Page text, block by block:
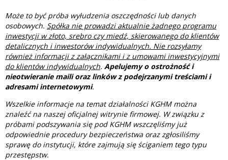
Może to być próba wyłudzenia oszczędności lub danych
osobowych. Spółka nie prowadzi aktualnie żadnego programu
inwestycji w złoto, srebro czy miedź, skierowanego do klientów
detalicznych i inwestorów indywidualnych. Nie rozsyłamy
również informacji z załącznikami i z umowami inwestycyjnymi
do klientów indywidualnych. Apelujemy o ostrożność i
nieotwieranie maili oraz linków z podejrzanymi treściami i
adresami internetowymi.
Wszelkie informacje na temat działalności KGHM można
znaleźć na naszej oficjalnej witrynie firmowej. W związku z
próbami podszywania się pod KGHM wszczęliśmy już
odpowiednie procedury bezpieczeństwa oraz zgłosiliśmy
sprawę do instytucji, które zajmują się ściganiem tego typu
przestępstw.